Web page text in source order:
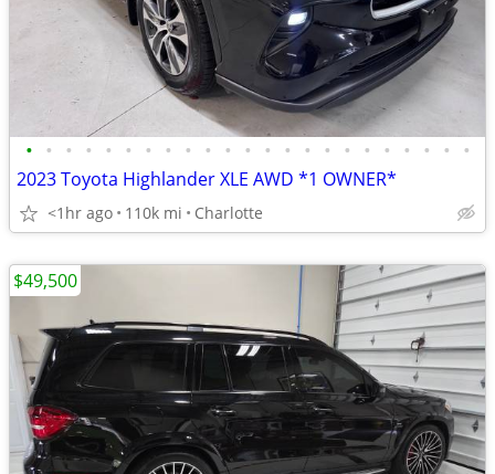
• • • • • • • • • • • • • • • • • • • • • • •
2023 Toyota Highlander XLE AWD *1 OWNER*
<1hr ago 110k mi Charlotte
$49,500